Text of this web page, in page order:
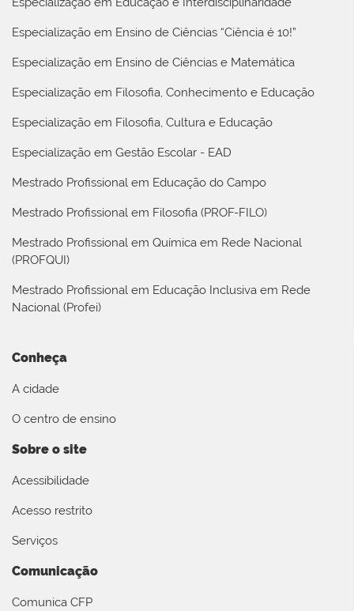
Especialização em Ensino de Ciências “Ciência é 10!”
Especialização em Ensino de Ciências e Matemática
Especialização em Filosofia, Conhecimento e Educação
Especialização em Filosofia, Cultura e Educação
Especialização em Gestão Escolar - EAD
Mestrado Profissional em Educação do Campo
Mestrado Profissional em Filosofia (PROF-FILO)
Mestrado Profissional em Química em Rede Nacional
(PROFQUI)
Mestrado Profissional em Educação Inclusiva em Rede
Nacional (Profei)
Conheça
A cidade
O centro de ensino
Sobre o site
Acessibilidade
Acesso restrito
Serviços
Comunicação
Comunica CFP